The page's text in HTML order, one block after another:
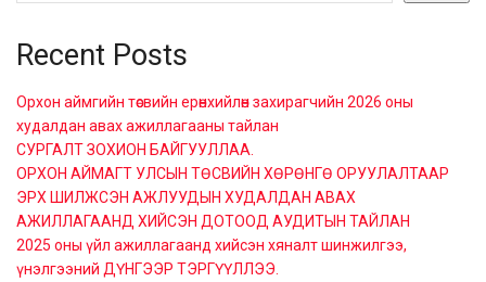
Recent Posts
Орхон аймгийн төсвийн ерөнхийлөн захирагчийн 2026 оны
худалдан авах ажиллагааны тайлан
СУРГАЛТ ЗОХИОН БАЙГУУЛЛАА.
ОРХОН АЙМАГТ УЛСЫН ТӨСВИЙН ХӨРӨНГӨ ОРУУЛАЛТААР
ЭРХ ШИЛЖСЭН АЖЛУУДЫН ХУДАЛДАН АВАХ
АЖИЛЛАГААНД ХИЙСЭН ДОТООД АУДИТЫН ТАЙЛАН
2025 оны үйл ажиллагаанд хийсэн хяналт шинжилгээ,
үнэлгээний ДҮНГЭЭР ТЭРГҮҮЛЛЭЭ.